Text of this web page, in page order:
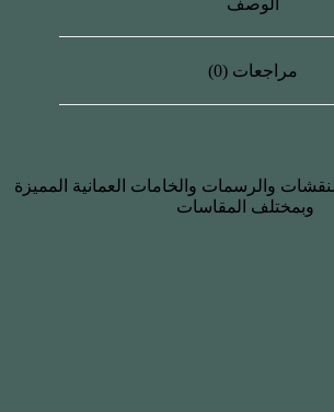
مراجعات (0)
والرسمات والخامات العمانية المميزة
وبمختلف المقاسات